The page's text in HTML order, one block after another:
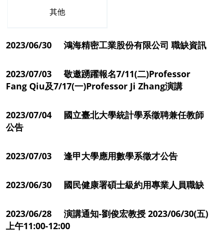
其他
2023/06/30 鴻海精密工業股份有限公司 職缺資訊
2023/07/03 敬邀踴躍報名7/11(二)Professor
Fang Qiu及7/17(一)Professor Ji Zhang演講
2023/07/04 國立臺北大學統計學系徵聘兼任教師
公告
2023/07/03 逢甲大學應用數學系徵才公告
2023/06/30 國民健康署碩士級約用專業人員職缺
2023/06/28 演講通知-劉俊宏教授 2023/06/30(五)
上午11:00-12:00